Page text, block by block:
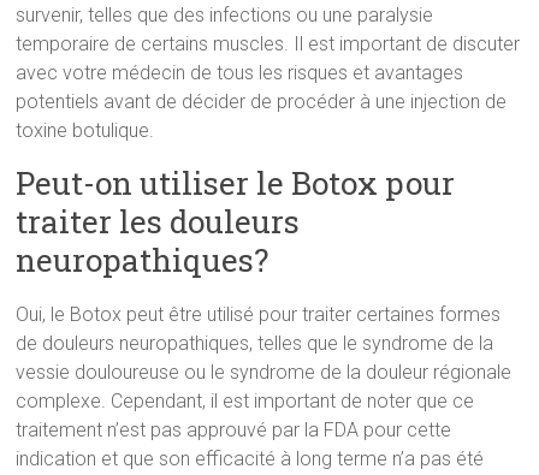
survenir, telles que des infections ou une paralysie
temporaire de certains muscles. Il est important de discuter
avec votre médecin de tous les risques et avantages
potentiels avant de décider de procéder à une injection de
toxine botulique.
Peut-on utiliser le Botox pour
traiter les douleurs
neuropathiques?
Oui, le Botox peut être utilisé pour traiter certaines formes
de douleurs neuropathiques, telles que le syndrome de la
vessie douloureuse ou le syndrome de la douleur régionale
complexe. Cependant, il est important de noter que ce
traitement n’est pas approuvé par la FDA pour cette
indication et que son efficacité à long terme n’a pas été